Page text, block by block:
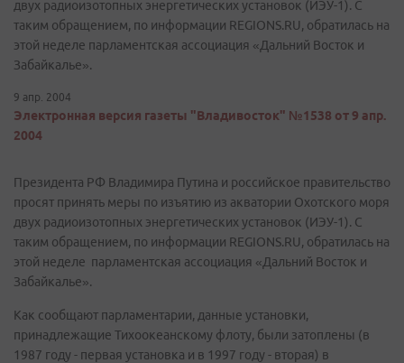
двух радиоизотопных энергетических установок (ИЭУ-1). С
таким обращением, по информации REGIONS.RU, обратилась на
этой неделе парламентская ассоциация «Дальний Восток и
Забайкалье».
9 апр. 2004
Электронная версия газеты "Владивосток" №1538 от 9 апр.
2004
Президента РФ Владимира Путина и российское правительство
просят принять меры по изъятию из акватории Охотского моря
двух радиоизотопных энергетических установок (ИЭУ-1). С
таким обращением, по информации REGIONS.RU, обратилась на
этой неделе парламентская ассоциация «Дальний Восток и
Забайкалье».
Как сообщают парламентарии, данные установки,
принадлежащие Тихоокеанскому флоту, были затоплены (в
1987 году - первая установка и в 1997 году - вторая) в